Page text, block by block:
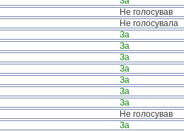
Не голосував
Не голосувала
За
За
За
За
За
За
За
Не голосував
За